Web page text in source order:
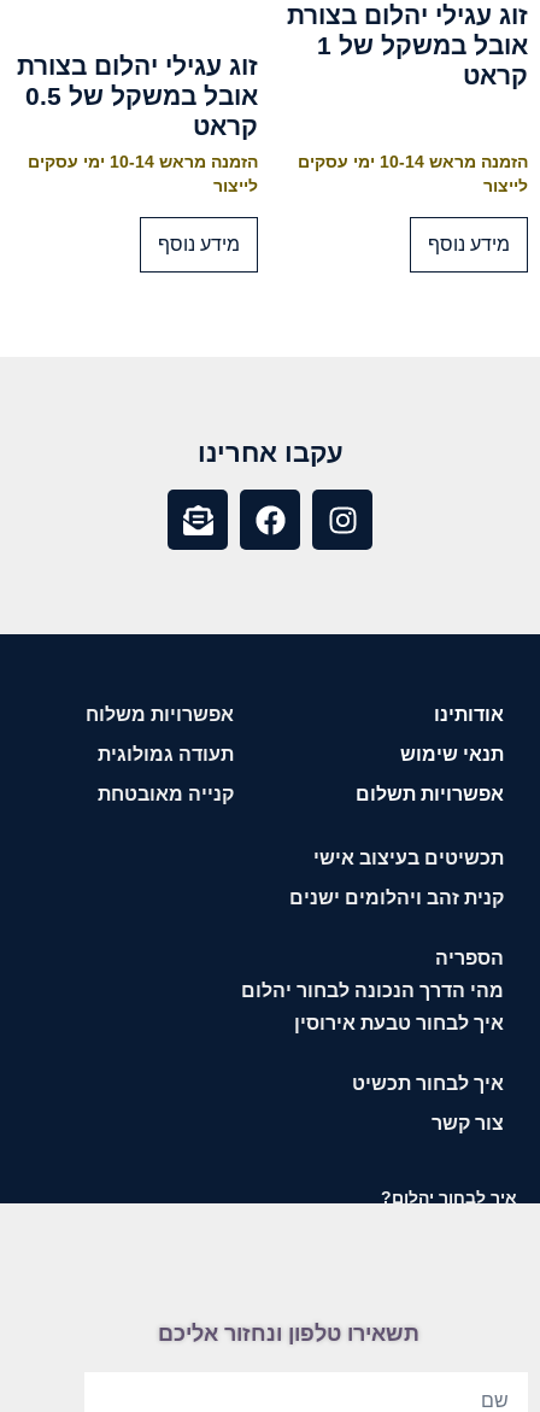
זוג עגילי יהלום בצורת
אובל במשקל של 1
קראט
הזמנה מראש 10-14 ימי עסקים
לייצור
מידע נוסף
זוג עגילי יהלום בצורת
אובל במשקל של 0.5
קראט
הזמנה מראש 10-14 ימי עסקים
לייצור
מידע נוסף
עקבו אחרינו
אודותינו
תנאי שימוש
אפשרויות תשלום
אפשרויות משלוח
תעודה גמולוגית
קנייה מאובטחת
תכשיטים בעיצוב אישי
קנית זהב ויהלומים ישנים
הספריה
מהי הדרך הנכונה לבחור יהלום
איך לבחור טבעת אירוסין
איך לבחור תכשיט
צור קשר
איך לבחור יהלום?
תשאירו טלפון ונחזור אליכם